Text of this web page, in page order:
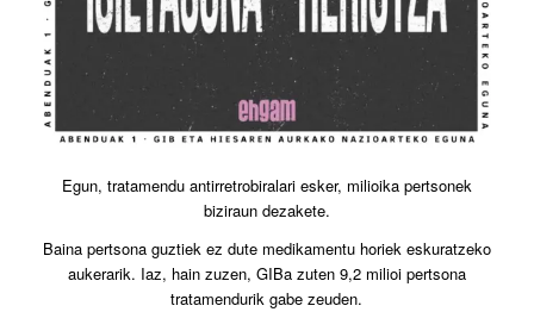
Egun, tratamendu antirretrobiralari esker, milioika pertsonek
biziraun dezakete.
Baina pertsona guztiek ez dute medikamentu horiek eskuratzeko
aukerarik. Iaz, hain zuzen, GIBa zuten 9,2 milioi pertsona
tratamendurik gabe zeuden.